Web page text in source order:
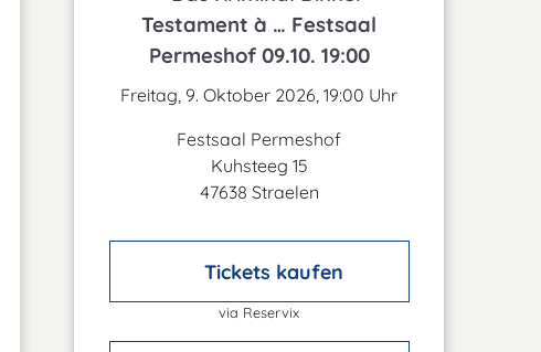
Testament à … Festsaal
Permeshof 09.10. 19:00
Freitag, 9. Oktober 2026, 19:00 Uhr
Festsaal Permeshof
Kuhsteeg 15
47638 Straelen
Tickets kaufen
via Reservix